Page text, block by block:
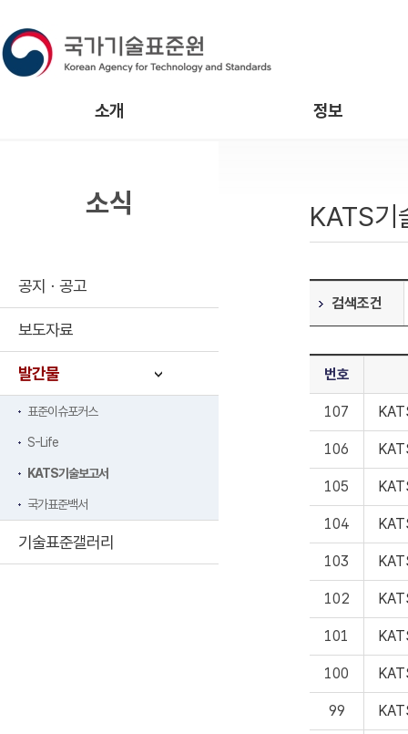
소개 정보
KATS기
검색조건
번호
107
106
105
104
103
102
101
100
99
소식
공지ㆍ공고
보도자료
발간물
표준이슈포커스
S-Life
KATS기술보고서
국가표준백서
기술표준갤러리